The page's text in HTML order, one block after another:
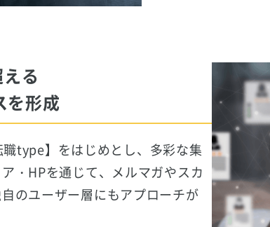
る
を形成
type】をはじめとし、多彩な集
・HPを通じて、メルマガやスカ
のユーザー層にもアプローチが